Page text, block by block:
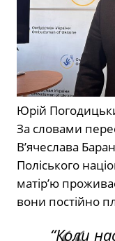
Юрій
За словами
В’ячеслава
Поліського
матір’ю
вони постійно
“Коли